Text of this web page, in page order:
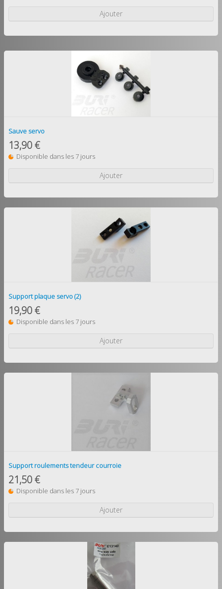
Ajouter
Sauve servo
13,90 €
Disponible dans les 7 jours
Ajouter
Support plaque servo (2)
19,90 €
Disponible dans les 7 jours
Ajouter
Support roulements tendeur courroie
21,50 €
Disponible dans les 7 jours
Ajouter